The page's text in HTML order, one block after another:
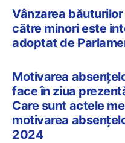
Vânzarea
către minori este
adoptat de
Motivarea
face în ziua
Care sunt actele
motivarea
2024